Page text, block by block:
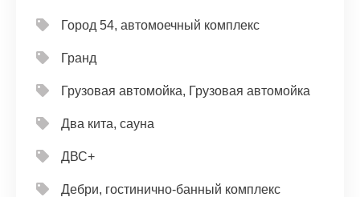
Город 54, автомоечный комплекс
Гранд
Грузовая автомойка, Грузовая автомойка
Два кита, сауна
ДВС+
Дебри, гостинично-банный комплекс